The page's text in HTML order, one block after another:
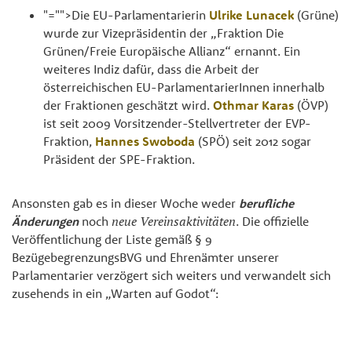
"="">Die EU-Parlamentarierin Ulrike Lunacek (Grüne)
wurde zur Vizepräsidentin der „Fraktion Die
Grünen/Freie Europäische Allianz“ ernannt. Ein
weiteres Indiz dafür, dass die Arbeit der
österreichischen EU-ParlamentarierInnen innerhalb
der Fraktionen geschätzt wird. Othmar Karas (ÖVP)
ist seit 2009 Vorsitzender-Stellvertreter der EVP-
Fraktion, Hannes Swoboda (SPÖ) seit 2012 sogar
Präsident der SPE-Fraktion.
Ansonsten gab es in dieser Woche weder berufliche
Änderungennoch neue Vereinsaktivitäten. Die offizielle
Veröffentlichung der Liste gemäß § 9
BezügebegrenzungsBVG und Ehrenämter unserer
Parlamentarier verzögert sich weiters und verwandelt sich
zusehends in ein „Warten auf Godot“: